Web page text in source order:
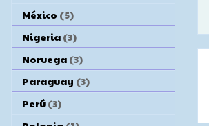
México (5)
Nigeria (3)
Noruega (3)
Paraguay (3)
Perú (3)